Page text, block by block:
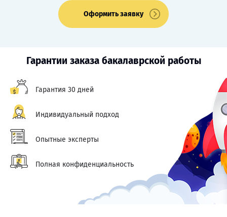
Оформить заявку
Гарантии заказа бакалаврской работы
Гарантия 30 дней
Индивидуальный подход
Опытные эксперты
Полная конфиденциальность